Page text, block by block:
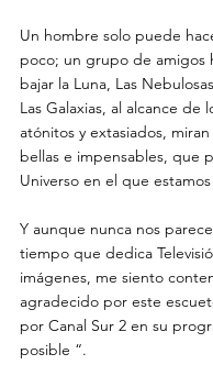
Un hombre solo puede
poco; un grupo de amigos
bajar la Luna, Las
Las Galaxias, al alcance de
atónitos y extasiados,
bellas e impensables, que
Universo en el que
Y aunque nunca nos
tiempo que dedica
imágenes, me siento
agradecido por este
por Canal Sur 2 en su
posible “.